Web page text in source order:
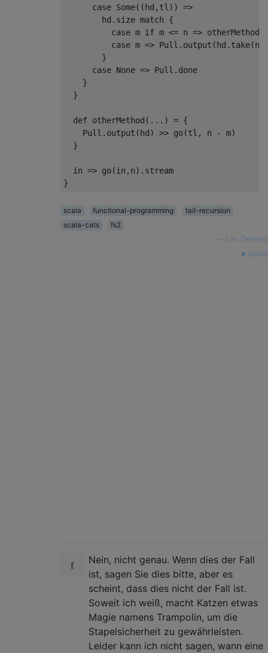
case Some((hd , tl ))
=>
        hd
. size match
{
case m if m <= n => otherMethod
case m => Pull . output (hd . take(n
}
case None => Pull . done
}
}
def otherMethod (...) = {
Pull . output (hd) >> go(tl , n - m)
}
  in
=> go(in , n).
}
scala functional-programming
tail-recursion
scala-cats
fs2
Lev Denisov
quelle
Nein, nicht genau. Wenn dies der Fall
ist, sagen Sie dies bitte, aber es
scheint, dass dies nicht der Fall ist.
Soweit ich weiß, macht Katzen etwas
Magie namens Trampolin, um die
Stapelsicherheit zu gewährleisten.
Leider kann ich nicht sagen, wann eine